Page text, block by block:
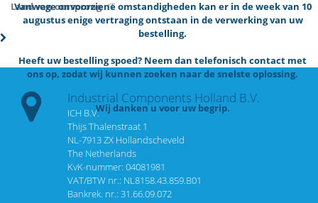
Vanwege onvoorziene omstandigheden kan er in de week van 10
augustus enige vertraging ontstaan in de verwerking van uw
bestelling.
Heeft uw bestelling spoed? Neem dan telefonisch contact met
ons op, zodat wij kunnen zoeken naar de snelste oplossing.
Wij danken u voor uw begrip.
Land van oorsprong IT
Industrial Components Holland B.V.
ICH B.V.
Thijs Thalenstraat 1
NL-7913 ZX Hollandscheveld
The Netherlands
KvK-nummer: 04081981
VAT/BTW nr.: NL8158.43.859.B01
Bankrek. nr.: 31.66.09.072